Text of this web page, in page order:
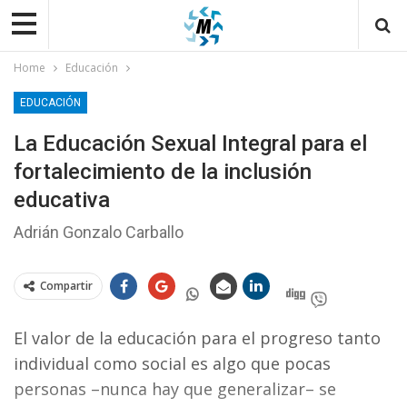
Home Educación
EDUCACIÓN
La Educación Sexual Integral para el
fortalecimiento de la inclusión
educativa
Adrián Gonzalo Carballo
Compartir
El valor de la educación para el progreso tanto
individual como social es algo que pocas
personas –nunca hay que generalizar– se